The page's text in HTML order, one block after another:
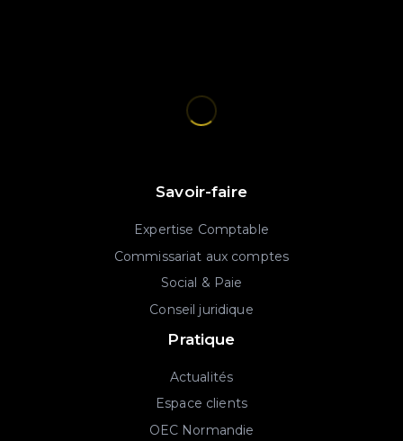
Savoir-faire
Expertise Comptable
Commissariat aux comptes
Social & Paie
Conseil juridique
Pratique
Actualités
Espace clients
OEC Normandie